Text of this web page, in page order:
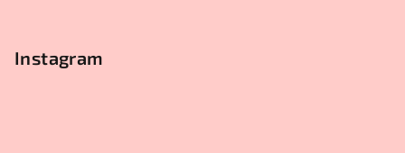
Instagram